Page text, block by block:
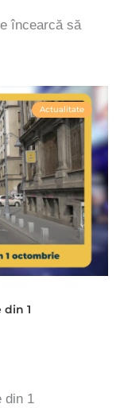
încearcă să
Actualitate
1
din 1